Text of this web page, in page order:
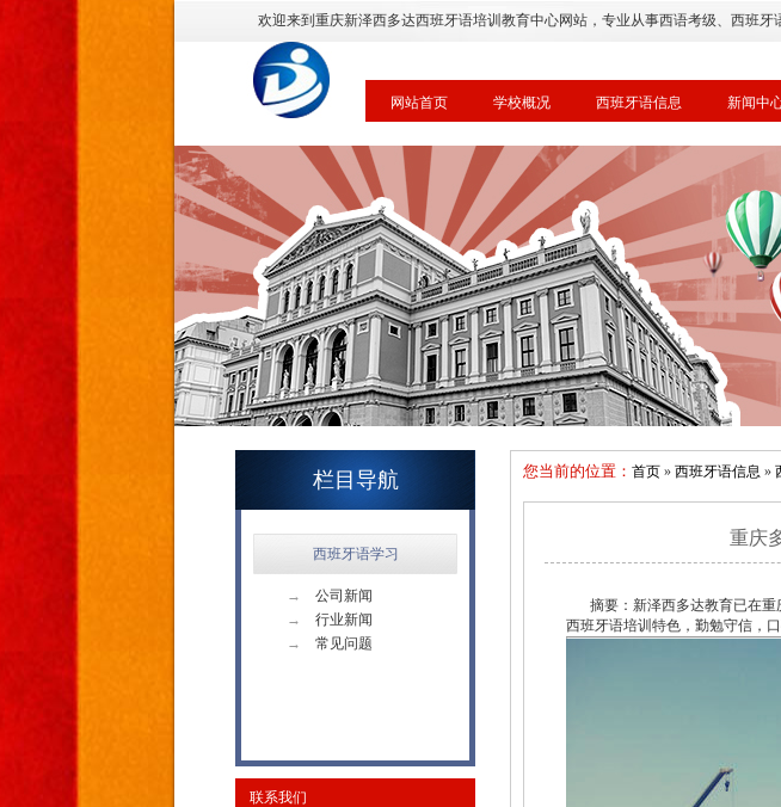
欢迎来到重庆新泽西多达西班牙语培训教育中心网站，专业从事西语考级、西班牙
网站首页 学校概况 西班牙语信息 新闻中
栏目导航
西班牙语学习
→
公司新闻
→
行业新闻
→
常见问题
联系我们
您当前的位置： 首页 » 西班牙语信息 »
重庆
摘要：新泽西多达教育已在
西班牙语培训特色，勤勉守信，